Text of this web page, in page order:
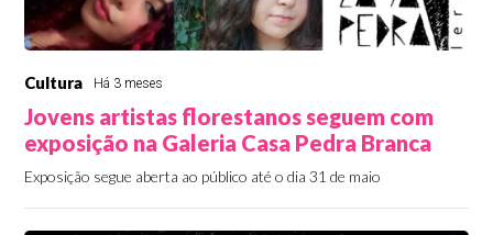
Cultura Há 3 meses
Jovens artistas florestanos seguem com
exposição na Galeria Casa Pedra Branca
Exposição segue aberta ao público até o dia 31 de maio